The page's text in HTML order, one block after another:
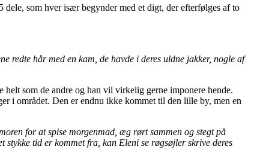
som hver især begynder med et digt, der efterfølges af to
redte hår med en kam, de havde i deres uldne jakker, nogle af
som de andre og han vil virkelig gerne imponere hende.
i området. Den er endnu ikke kommet til den lille by, men en
for at spise morgenmad, æg rørt sammen og stegt på
tid er kommet fra, kan Eleni se røgsøjler skrive deres